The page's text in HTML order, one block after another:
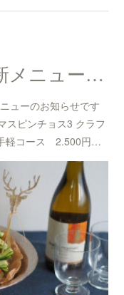
【クリスマス2019】新メニューのお知らせ☆
ューのお知らせです
スピンチョス3 クラフ
軽コース 2.500円…